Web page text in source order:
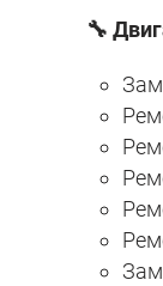
🔧